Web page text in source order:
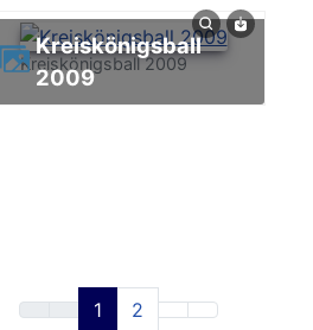
Kreiskönigsball 2009
Kreiskönigsball
2009
1 2